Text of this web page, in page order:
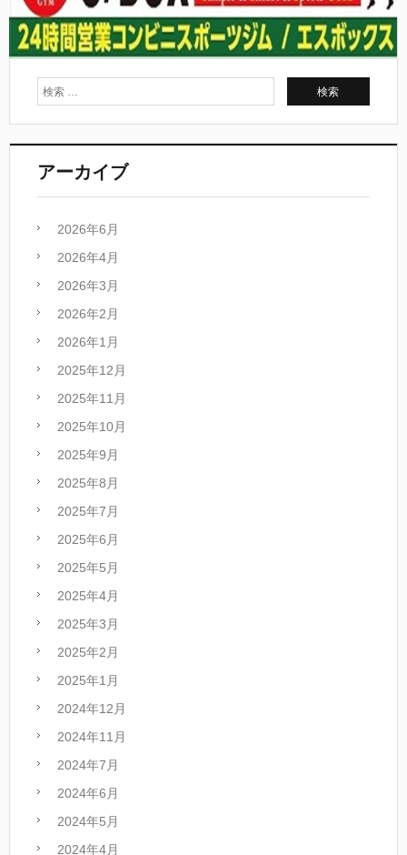
アーカイブ
2026年6月
2026年4月
2026年3月
2026年2月
2026年1月
2025年12月
2025年11月
2025年10月
2025年9月
2025年8月
2025年7月
2025年6月
2025年5月
2025年4月
2025年3月
2025年2月
2025年1月
2024年12月
2024年11月
2024年7月
2024年6月
2024年5月
2024年4月